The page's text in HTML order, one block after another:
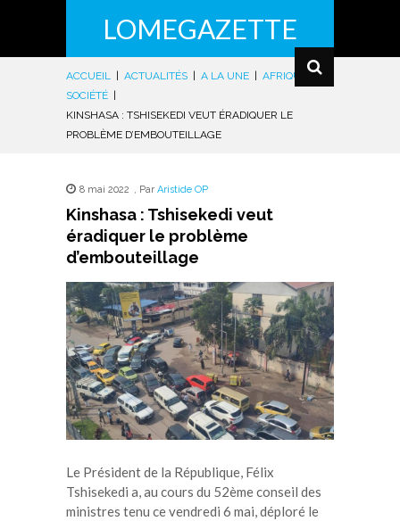
LOMEGAZETTE
ACCUEIL ACTUALITÉS A LA UNE AFRIQUE
|
SOCIÉTÉ
KINSHASA : TSHISEKEDI VEUT ÉRADIQUER LE
PROBLÈME D’EMBOUTEILLAGE
8 mai 2022 , Par Aristide OP
Kinshasa : Tshisekedi veut
éradiquer le problème
d’embouteillage
Le Président de la République, Félix
Tshisekedi a, au cours du 52ème conseil des
ministres tenu ce vendredi 6 mai, déploré le